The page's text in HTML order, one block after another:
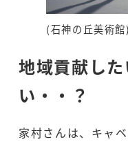
(石神の丘美術館)
地域貢献し
い・・？
家村さんは、キャ